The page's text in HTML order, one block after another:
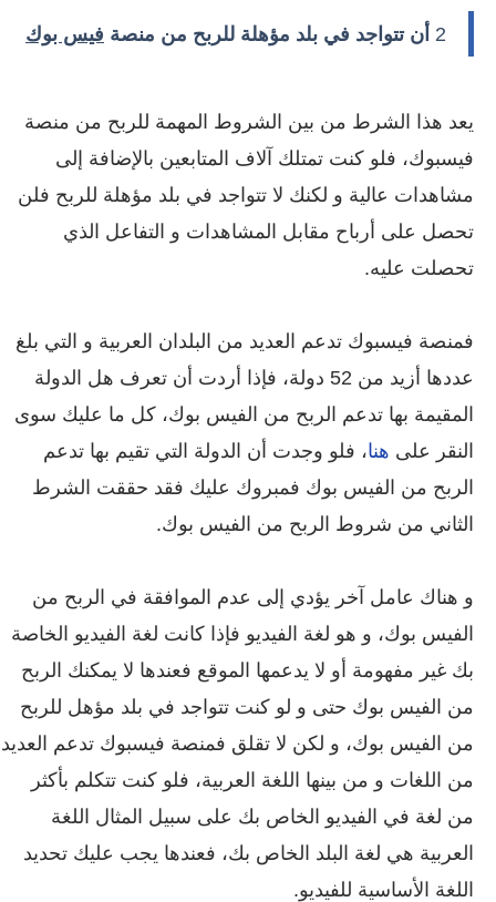
2 أن تتواجد في بلد مؤهلة للربح من منصة فيس بوك
يعد هذا الشرط من بين الشروط المهمة للربح من منصة
فيسبوك، فلو كنت تمتلك آلاف المتابعين بالإضافة إلى
مشاهدات عالية و لكنك لا تتواجد في بلد مؤهلة للربح فلن
تحصل على أرباح مقابل المشاهدات و التفاعل الذي
تحصلت عليه.
فمنصة فيسبوك تدعم العديد من البلدان العربية و التي بلغ
عددها أزيد من 52 دولة، فإذا أردت أن تعرف هل الدولة
المقيمة بها تدعم الربح من الفيس بوك، كل ما عليك سوى
النقر على هنا، فلو وجدت أن الدولة التي تقيم بها تدعم
الربح من الفيس بوك فمبروك عليك فقد حققت الشرط
الثاني من شروط الربح من الفيس بوك.
و هناك عامل آخر يؤدي إلى عدم الموافقة في الربح من
الفيس بوك، و هو لغة الفيديو فإذا كانت لغة الفيديو الخاصة
بك غير مفهومة أو لا يدعمها الموقع فعندها لا يمكنك الربح
من الفيس بوك حتى و لو كنت تتواجد في بلد مؤهل للربح
من الفيس بوك، و لكن لا تقلق فمنصة فيسبوك تدعم العديد
من اللغات و من بينها اللغة العربية، فلو كنت تتكلم بأكثر
من لغة في الفيديو الخاص بك على سبيل المثال اللغة
العربية هي لغة البلد الخاص بك، فعندها يجب عليك تحديد
اللغة الأساسية للفيديو.